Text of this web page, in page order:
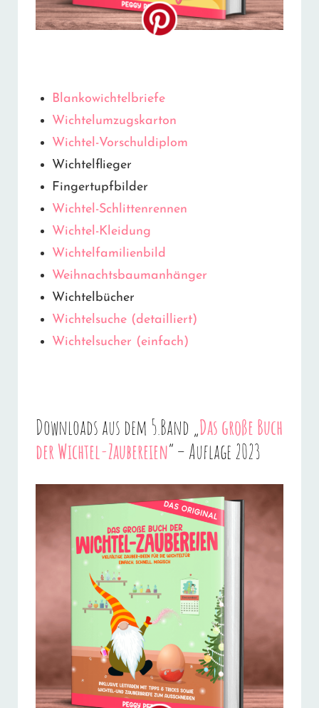
Blankowichtelbriefe
Wichtelumzugskarton
Wichtel-Vorschuldiplom
Wichtelflieger
Fingertupfbilder
Wichtel-Schlittenrennen
Wichtel-Kleidung
Wichtelfamilienbild
Weihnachtsbaumanhänger
Wichtelbücher
Wichtelsuche (detailliert)
Wichtelsucher (einfach)
Downloads aus dem 5.Band „Das große Buch
der Wichtel-Zaubereien“ – Auflage 2023